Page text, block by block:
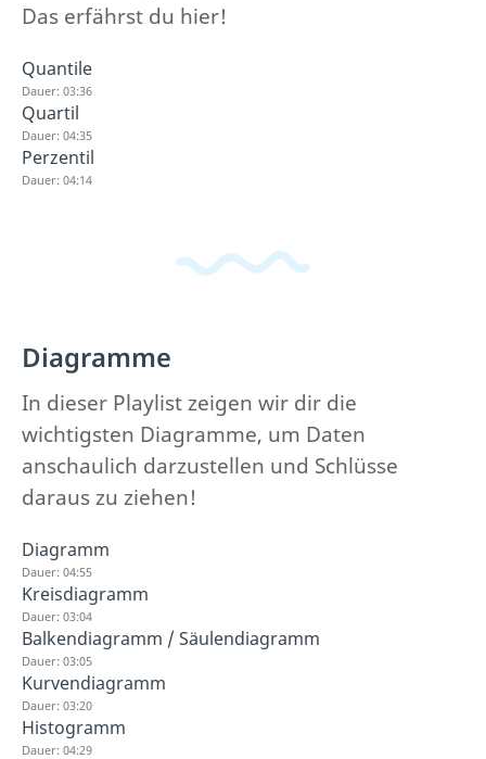
Das erfährst du hier!
Quantile
Dauer: 03:36
Quartil
Dauer: 04:35
Perzentil
Dauer: 04:14
Diagramme
In dieser Playlist zeigen wir dir die
wichtigsten Diagramme, um Daten
anschaulich darzustellen und Schlüsse
daraus zu ziehen!
Diagramm
Dauer: 04:55
Kreisdiagramm
Dauer: 03:04
Balkendiagramm / Säulendiagramm
Dauer: 03:05
Kurvendiagramm
Dauer: 03:20
Histogramm
Dauer: 04:29